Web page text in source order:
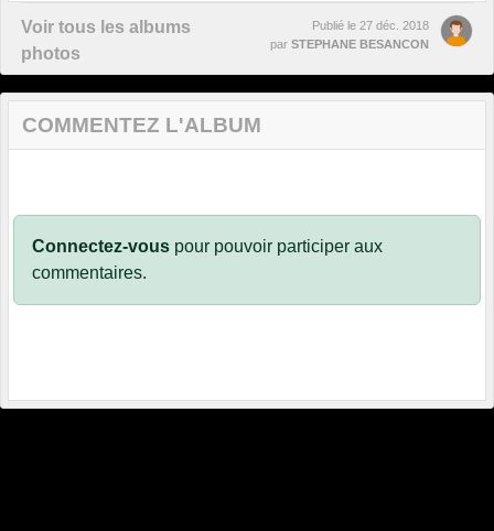
Voir tous les albums
photos
Publié le 27 déc. 2018
par STEPHANE BESANCON
COMMENTEZ L'ALBUM
Connectez-vous pour pouvoir participer aux
commentaires.